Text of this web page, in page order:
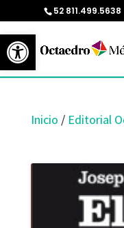
Abrir barra de
52 811.499.5638
Inicio / Editorial